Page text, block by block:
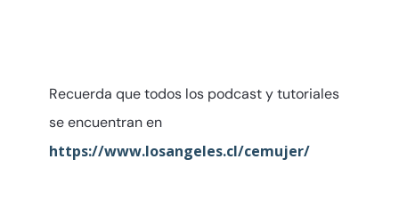
Recuerda que todos los podcast y tutoriales
se encuentran en
https://www.losangeles.cl/cemujer/